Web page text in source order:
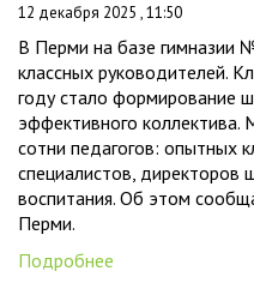
12 декабря 2025 , 11:50
В Перми на базе гимназии
классных руководителей.
году стало формирование
эффективного
сотни педагогов: опытных
специалистов, директоров
воспитания. Об этом
Перми.
Подробнее